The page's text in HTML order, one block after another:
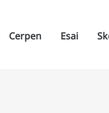
Cerpen Esai